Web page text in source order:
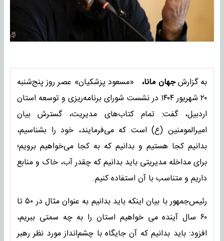
به گزارشجهان مانا،
«مسعود پزشکیان» عصر روز پنج‌شنبه
۲۰ شهریور ۱۴۰۴ در نشست شورای برنامه‌ریزی و توسعه استان
اردبیل، گفت: تمام کتاب‌های مدیریت، گسترش بیان
امیرالمومنین (ع) است که می‌فرمایند،‌ خود را بشناسیم،
بدانیم کجا هستیم و بدانیم که به کجا می‌خواهیم برویم؛
برای مداخله مدیریتی باید بدانیم که چقدر آب، خاک و منابع
داریم و متناسب با آن استفاده کنیم.
رئیس‌جمهور با بیان اینکه باید بدانیم به عنوان مثال در ۵۰ تا
۶۰ سال آینده می خواهیم استان را به چه سمتی ببریم،
افزود: باید بدانیم که آن جایگاه با چشم‌انداز مورد نظر رهبر